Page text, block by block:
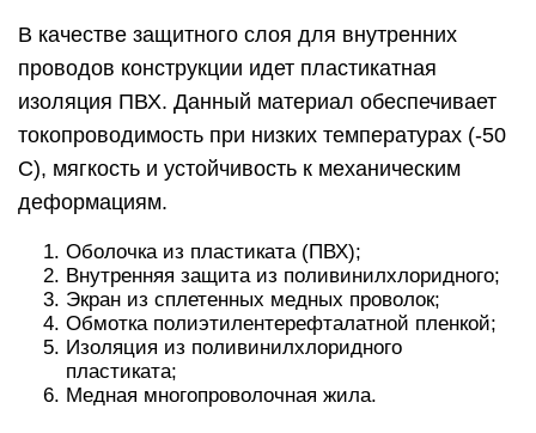
В качестве защитного слоя для внутренних
проводов конструкции идет пластикатная
изоляция ПВХ. Данный материал обеспечивает
токопроводимость при низких температурах (-50
С), мягкость и устойчивость к механическим
деформациям.
Оболочка из пластиката (ПВХ);
Внутренняя защита из поливинилхлоридного;
Экран из сплетенных медных проволок;
Обмотка полиэтилентерефталатной пленкой;
Изоляция из поливинилхлоридного
пластиката;
Медная многопроволочная жила.